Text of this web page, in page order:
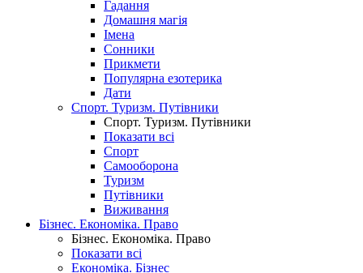
Гадання
Домашня магія
Імена
Сонники
Прикмети
Популярна езотерика
Дати
Спорт. Туризм. Путівники
Спорт. Туризм. Путівники
Показати всі
Спорт
Самооборона
Туризм
Путівники
Виживання
Бізнес. Економіка. Право
Бізнес. Економіка. Право
Показати всі
Економіка. Бізнес